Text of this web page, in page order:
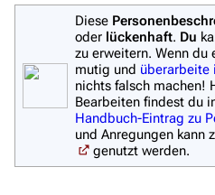
Filme
Das Stargate-
Themenportal
Personen
Völker
Diese
oder lückenhaft. Du
zu erweitern. Wenn du
mutig und überarbeite
nichts falsch machen!
Bearbeiten findest du
Handbuch-Eintrag zu
und Anregungen kann
genutzt werden.